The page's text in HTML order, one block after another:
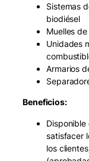
Sistemas
biodiésel
Muelles
Unidades
Armarios
Beneficios:
satisfacer
los